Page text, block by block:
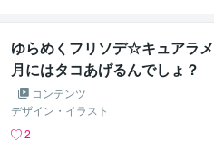
ゆらめくフリソデ☆キュアラ
月にはタコあげるんでしょ？
コンテンツ
デザイン・イラスト
2